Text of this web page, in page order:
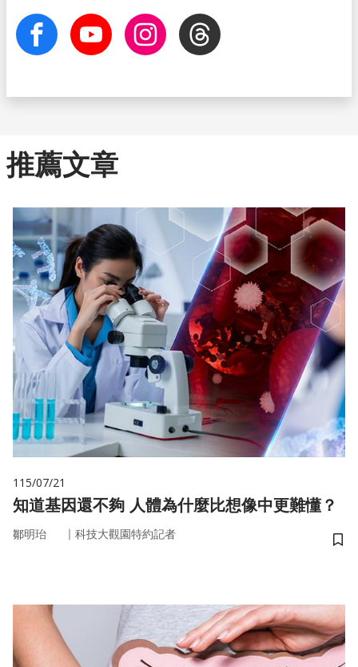
facebook Youtube InstagramThreads
推薦文章
115/07/21
知道基因還不夠 人體為什麼比想像中更難懂？
鄒明珆 ｜ 科技大觀園特約記者
儲